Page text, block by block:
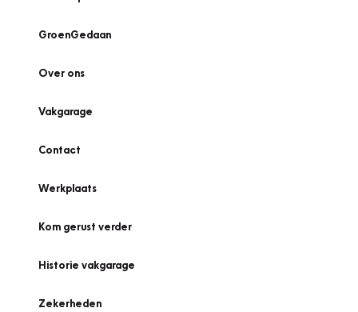
GroenGedaan
Over ons
Vakgarage
Contact
Werkplaats
Kom gerust verder
Historie vakgarage
Zekerheden